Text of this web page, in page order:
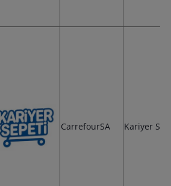
CarrefourSA Kariyer